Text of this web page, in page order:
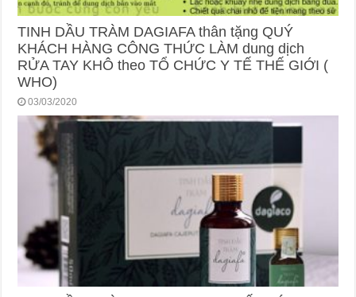
TINH DẦU TRÀM DAGIAFA thân tặng QUÝ
KHÁCH HÀNG CÔNG THỨC LÀM dung dịch
RỬA TAY KHÔ theo TỔ CHỨC Y TẾ THẾ GIỚI (
WHO)
03/03/2020